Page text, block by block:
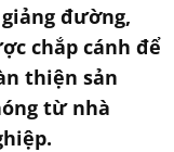
đường,
chắp cánh để
thiện sản
từ nhà